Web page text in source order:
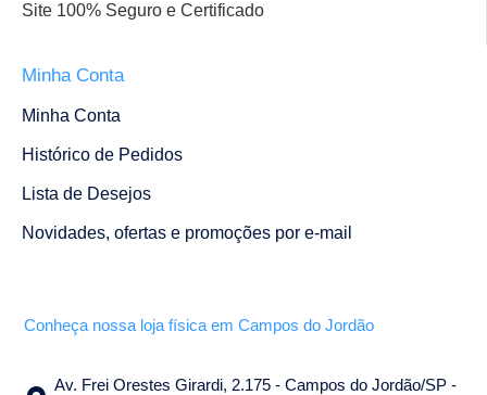
Site 100% Seguro e Certificado
Minha Conta
Minha Conta
Histórico de Pedidos
Lista de Desejos
Novidades, ofertas e promoções por e-mail
Conheça nossa loja física em Campos do Jordão
Av. Frei Orestes Girardi, 2.175 - Campos do Jordão/SP -